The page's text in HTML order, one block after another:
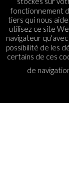
fonctionnement
tiers qui nous
utilisez ce site
navigateur
possibilité de les
certains de ces
de